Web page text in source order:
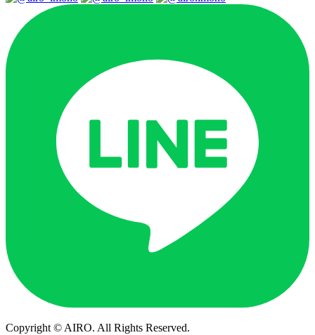
Copyright © AIRO. All Rights Reserved.